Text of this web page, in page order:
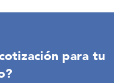
para tu